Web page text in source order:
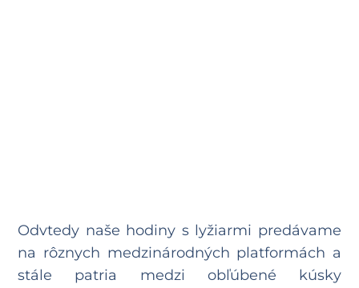
Odvtedy naše hodiny s lyžiarmi predávame
na rôznych medzinárodných platformách a
stále patria medzi obľúbené kúsky